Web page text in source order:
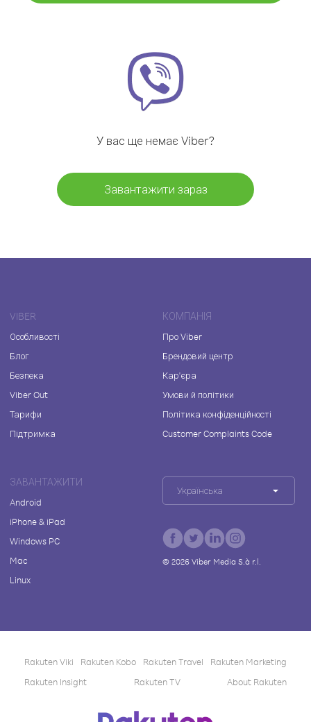
У вас ще немає Viber?
Завантажити зараз
VIBER
Особливості
Блог
Безпека
Viber Out
Тарифи
Підтримка
КОМПАНІЯ
Про Viber
Брендовий центр
Кар'єра
Умови й політики
Політика конфіденційності
Customer Complaints Code
ЗАВАНТАЖИТИ
Android
iPhone & iPad
Windows PC
Mac
Linux
Українська
© 2026Viber Media S.à r.l.
Rakuten Viki Rakuten Kobo Rakuten Travel
Rakuten Marketing
Rakuten Insight
Rakuten TV About Rakuten